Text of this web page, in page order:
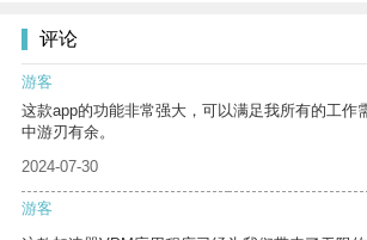
评论
游客
这款app的功能非常强大，可以满足我所有的工作
中游刃有余。
2024-07-30
游客